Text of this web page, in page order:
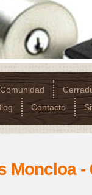
Contacto
Moncloa -